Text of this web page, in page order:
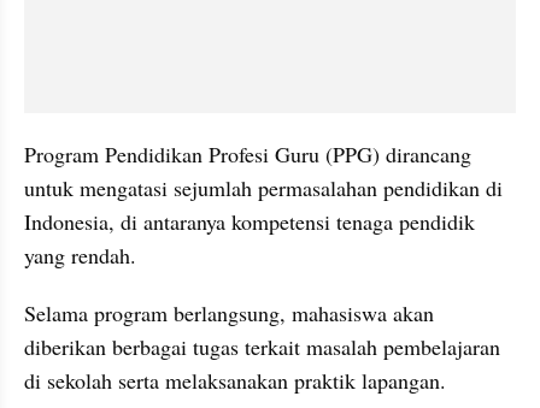
Program Pendidikan Profesi Guru (PPG) dirancang
untuk mengatasi sejumlah permasalahan pendidikan di
Indonesia, di antaranya kompetensi tenaga pendidik
yang rendah.
Selama program berlangsung, mahasiswa akan
diberikan berbagai tugas terkait masalah pembelajaran
di sekolah serta melaksanakan praktik lapangan.